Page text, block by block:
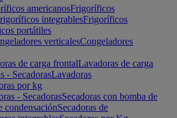
americanosFrigoríficos
integrablesFrigoríficos
portátiles
verticalesCongeladores
de carga frontalLavadoras de carga
- SecadorasLavadoras
por kg
- SecadorasSecadoras con bomba de
condensaciónSecadoras de